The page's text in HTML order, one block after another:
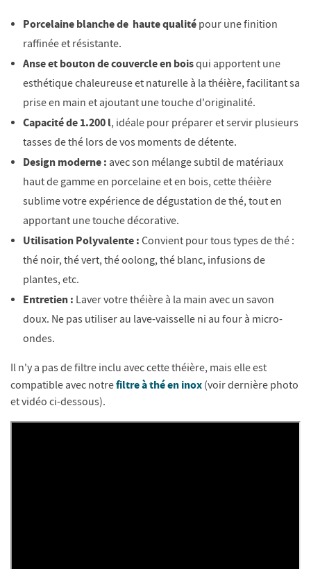
Porcelaine blanche de haute qualité pour une finition
raffinée et résistante.
Anse et bouton de couvercle en boisqui apportent une
esthétique chaleureuse et naturelle à la théière, facilitant sa
prise en main et ajoutant une touche d'originalité.
Capacité de 1.200 l, idéale pour préparer et servir plusieurs
tasses de thé lors de vos moments de détente.
Design moderne : avec son mélange subtil de matériaux
haut de gamme en porcelaine et en bois, cette théière
sublime votre expérience de dégustation de thé, tout en
apportant une touche décorative.
Utilisation Polyvalente : Convient pour tous types de thé :
thé noir, thé vert, thé oolong, thé blanc, infusions de
plantes, etc.
Entretien : Laver votre théière à la main avec un savon
doux. Ne pas utiliser au lave-vaisselle ni au four à micro-
ondes.
Il n'y a pas de filtre inclu avec cette théière, mais elle est
compatible avec notrefiltre à thé en inox (voir dernière photo
et vidéo ci-dessous).